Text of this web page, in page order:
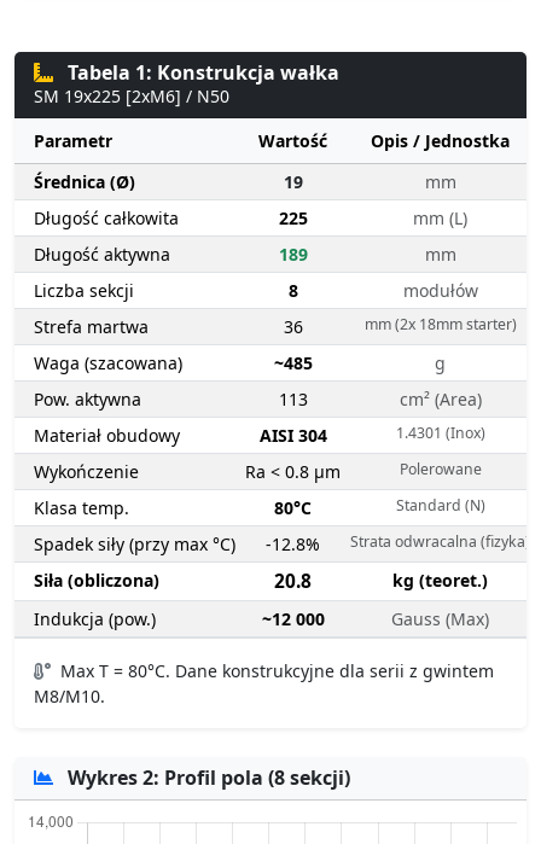
Tabela 1: Konstrukcja wałka
SM 19x225 [2xM6] / N50
Parametr
Wartość
Opis / Jednostka
Średnica (Ø)
19
mm
Długość całkowita
225
mm (L)
Długość aktywna
189
mm
Liczba sekcji
8
modułów
Strefa martwa
36 mm (2x 18mm starter)
Waga (szacowana) ~485
g
Pow. aktywna
113
cm² (Area)
Materiał obudowy
AISI 304 1.4301 (Inox)
Wykończenie Ra < 0.8 µm Polerowane
Klasa temp. 80°C Standard (N)
Spadek siły (przy max °C) -12.8% Strata odwracalna (fizyka)
Siła (obliczona) 20.8
kg (teoret.)
Indukcja (pow.)
~12 000 Gauss (Max)
Max T = 80°C. Dane konstrukcyjne dla serii z gwintem
M8/M10.
Wykres 2: Profil pola (8 sekcji)